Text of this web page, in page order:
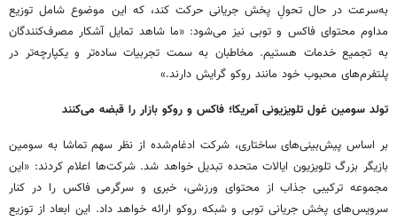
به‌سرعت در حال تحولِ پخش جریانی حرکت کند، که این موضوع شامل توزیع
مداوم محتوای فاکس و توبی نیز می‌شود: «ما شاهد تمایل آشکار مصرف‌کنندگان
به تجمیع خدمات هستیم. مخاطبان به سمت تجربیات ساده‌تر و یکپارچه‌تر در
پلتفرم‌های محبوب خود مانند روکو گرایش دارند.»
تولد سومین غول تلویزیونی آمریکا؛ فاکس و روکو بازار را قبضه می‌کنند
بر اساس پیش‌بینی‌های ساختاری، شرکت ادغام‌شده از نظر سهم تماشا به سومین
بازیگر بزرگ تلویزیون ایالات متحده تبدیل خواهد شد. شرکت‌ها اعلام کردند: «این
مجموعه ترکیبی جذاب از محتوای ورزشی، خبری و سرگرمی فاکس را در کنار
سرویس‌های پخش جریانی توبی و شبکه روکو ارائه خواهد داد. این ابعاد از توزیع